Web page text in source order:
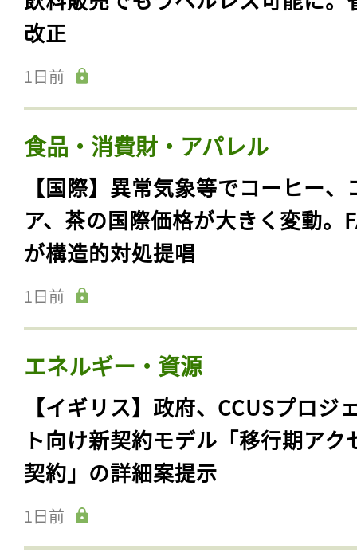
改正
1日前
食品・消費財・アパレル
【国際】異常気象等でコーヒー、
ア、茶の国際価格が大きく変動。
が構造的対処提唱
1日前
エネルギー・資源
【イギリス】政府、CCUSプロジ
ト向け新契約モデル「移行期アク
契約」の詳細案提示
1日前